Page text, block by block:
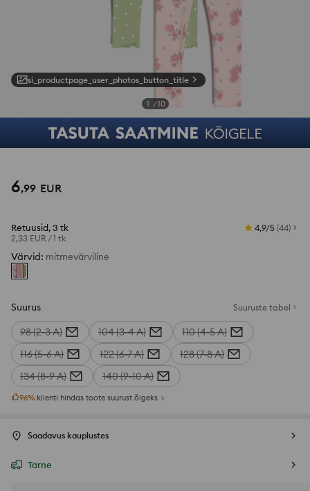
si_productpage_user_photos_button_title
1 /10
6,99 EUR
Retuusid, 3 tk
2,33 EUR /1 tk
4,9/5 (44)
Värvid: mitmevärviline
Suurus Suuruste tabel
98 (2-3 A) 104 (3-4 A)
110 (4-5 A)
116 (5-6 A)
122 (6-7 A)
128 (7-8 A)
134 (8-9 A)
140 (9-10 A)
96% klienti hindas toote suurust õigeks
Saadavus kauplustes
Tarne